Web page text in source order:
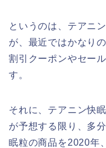
というのは、テアニ
が、最近ではかなり
割引クーポンやセー
す。
それに、テアニン快
が予想する限り、多
眠粒の商品を2020年